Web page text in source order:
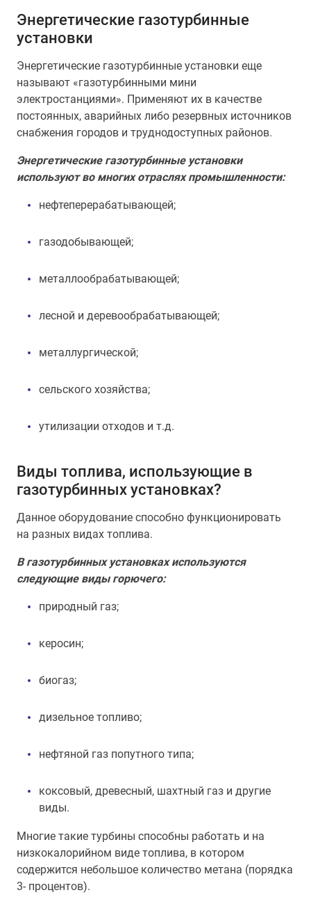
Энергетические газотурбинные
установки
Энергетические газотурбинные установки еще
называют «газотурбинными мини
электростанциями». Применяют их в качестве
постоянных, аварийных либо резервных источников
снабжения городов и труднодоступных районов.
Энергетические газотурбинные установки
используют во многих отраслях промышленности:
нефтеперерабатывающей;
газодобывающей;
металлообрабатывающей;
лесной и деревообрабатывающей;
металлургической;
сельского хозяйства;
утилизации отходов и т.д.
Виды топлива, использующие в
газотурбинных установках?
Данное оборудование способно функционировать
на разных видах топлива.
В газотурбинных установках используются
следующие виды горючего:
природный газ;
керосин;
биогаз;
дизельное топливо;
нефтяной газ попутного типа;
коксовый, древесный, шахтный газ и другие
виды.
Многие такие турбины способны работать и на
низкокалорийном виде топлива, в котором
содержится небольшое количество метана (порядка
3- процентов).